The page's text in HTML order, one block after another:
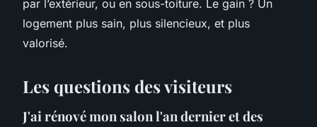
par l’extérieur, ou en sous-toiture. Le gain ? Un
logement plus sain, plus silencieux, et plus
valorisé.
Les questions des visiteurs
J'ai rénové mon salon l'an dernier et des